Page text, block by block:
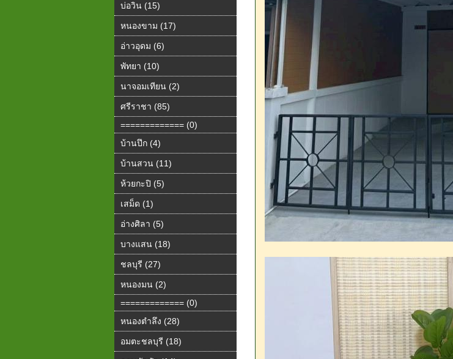
บ่อวิน (15)
หนองขาม (17)
อ่าวอุดม (6)
พัทยา (10)
นาจอมเทียน (2)
ศรีราชา (85)
============= (0)
บ้านปึก (4)
บ้านสวน (11)
ห้วยกะปิ (5)
เสม็ด (1)
อ่างศิลา (5)
บางแสน (18)
ชลบุรี (27)
หนองมน (2)
============= (0)
หนองตำลึง (28)
อมตะชลบุรี (18)